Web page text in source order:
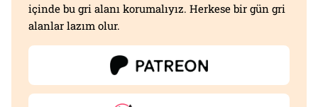
içinde bu gri alanı korumalıyız. Herkese bir gün gri
alanlar lazım olur.